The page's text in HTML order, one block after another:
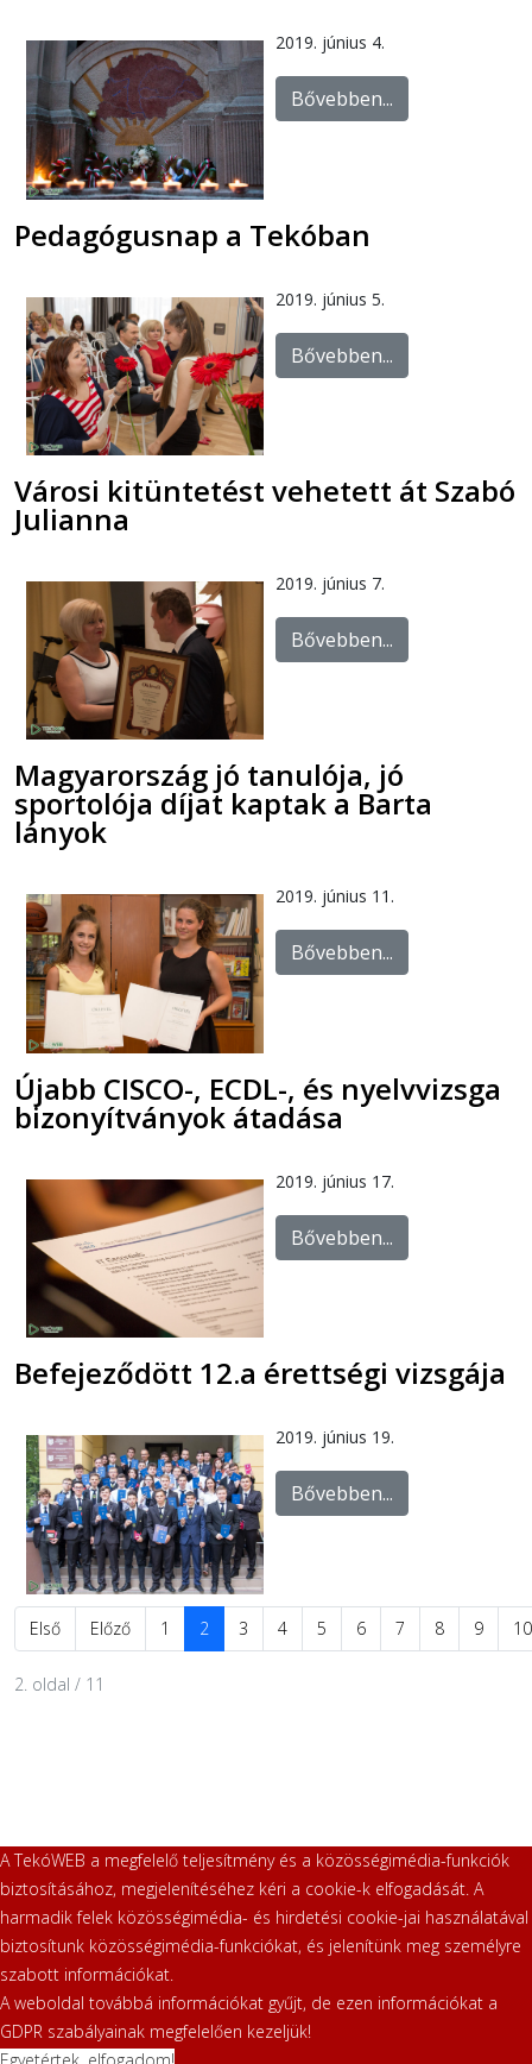
2019. június 4.
Bővebben...
Pedagógusnap a Tekóban
2019. június 5.
Bővebben...
Városi kitüntetést vehetett át Szabó
Julianna
2019. június 7.
Bővebben...
Magyarország jó tanulója, jó
sportolója díjat kaptak a Barta
lányok
2019. június 11.
Bővebben...
Újabb CISCO-, ECDL-, és nyelvvizsga
bizonyítványok átadása
2019. június 17.
Bővebben...
Befejeződött 12.a érettségi vizsgája
2019. június 19.
Bővebben...
Első Előző 1 2 3 4 5 6 7 8 9 10
2. oldal / 11
A TekóWEB a megfelelő teljesítmény és a közösségimédia-funkciók
biztosításához, megjelenítéséhez kéri a cookie-k elfogadását. A
harmadik felek közösségimédia- és hirdetési cookie-jai használatával
biztosítunk közösségimédia-funkciókat, és jelenítünk meg személyre
szabott információkat.
A weboldal továbbá információkat gyűjt, de ezen információkat a
GDPR szabályainak megfelelően kezeljük!
Egyetértek, elfogadom!